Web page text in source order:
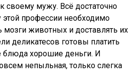
мужу. Всё достаточно
профессии необходимо
животных и доставлять их
деликатесов готовы платить
блюда хорошие деньги. И
непыльная, только слегка